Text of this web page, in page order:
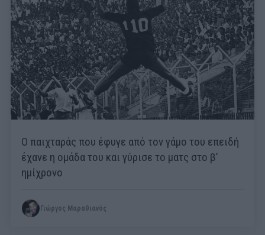
Ο παιχταράς που έφυγε από τον γάμο του επειδή
έχανε η ομάδα του και γύρισε το ματς στο β’
ημίχρονο
Γιώργος Μαραθιανός